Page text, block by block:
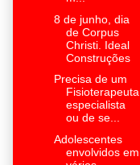
8 de junho, dia
de Corpus
Christi. Ideal
Construções
Precisa de um
Fisioterapeuta
especialista
ou de se...
Adolescentes
envolvidos em